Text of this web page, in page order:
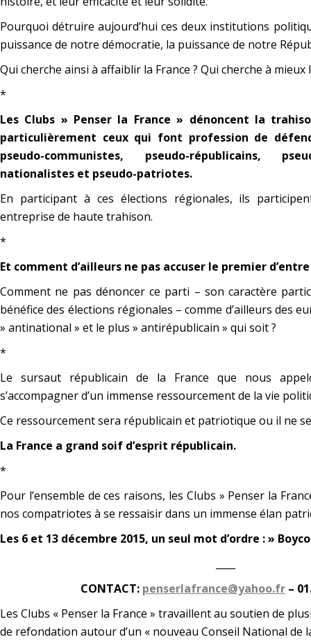
Pourquoi détruire aujourd’hui ces deux institutions
puissance de notre démocratie, la puissance de notre
Qui cherche ainsi à affaiblir la France ? Qui cherche à mieux
*
Les Clubs » Penser la France » dénoncent la
particulièrement ceux qui font profession de
pseudo-communistes, pseudo-républicains,
nationalistes et pseudo-patriotes.
En participant à ces élections régionales, ils
entreprise de haute trahison.
*
Et comment d’ailleurs ne pas accuser le premier
Comment ne pas dénoncer ce parti – son caractère
bénéfice des élections régionales – comme d’ailleurs des
» antinational » et le plus » antirépublicain » qui soit ?
*
Le sursaut républicain de la France que nous
s’accompagner d’un immense ressourcement de la vie
Ce ressourcement sera républicain et patriotique ou il ne
La France a grand soif d’esprit républicain.
*
Pour l’ensemble de ces raisons, les Clubs » Penser la
nos compatriotes à se ressaisir dans un immense élan
Les 6 et 13 décembre 2015, un seul mot d’ordre : »
CONTACT: penserlafrance@yahoo.fr –
Les Clubs « Penser la France » travaillent au soutien de
de refondation autour d’un « nouveau Conseil National de